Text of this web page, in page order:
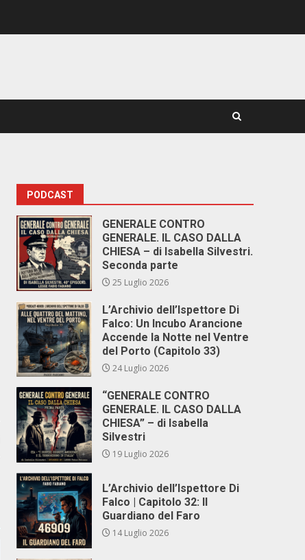
PODCAST
GENERALE CONTRO
GENERALE. IL CASO DALLA
CHIESA – di Isabella Silvestri.
Seconda parte
25 Luglio 2026
L’Archivio dell’Ispettore Di
Falco: Un Incubo Arancione
Accende la Notte nel Ventre
del Porto (Capitolo 33)
24 Luglio 2026
“GENERALE CONTRO
GENERALE. IL CASO DALLA
CHIESA” – di Isabella
Silvestri
19 Luglio 2026
L’Archivio dell’Ispettore Di
Falco | Capitolo 32: Il
Guardiano del Faro
14 Luglio 2026